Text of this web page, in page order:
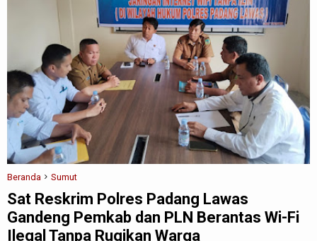
Beranda Sumut
Sat Reskrim Polres Padang Lawas
Gandeng Pemkab dan PLN Berantas Wi-Fi
Ilegal Tanpa Rugikan Warga
EDUKASI
ADVETORIAL
REDAKSI